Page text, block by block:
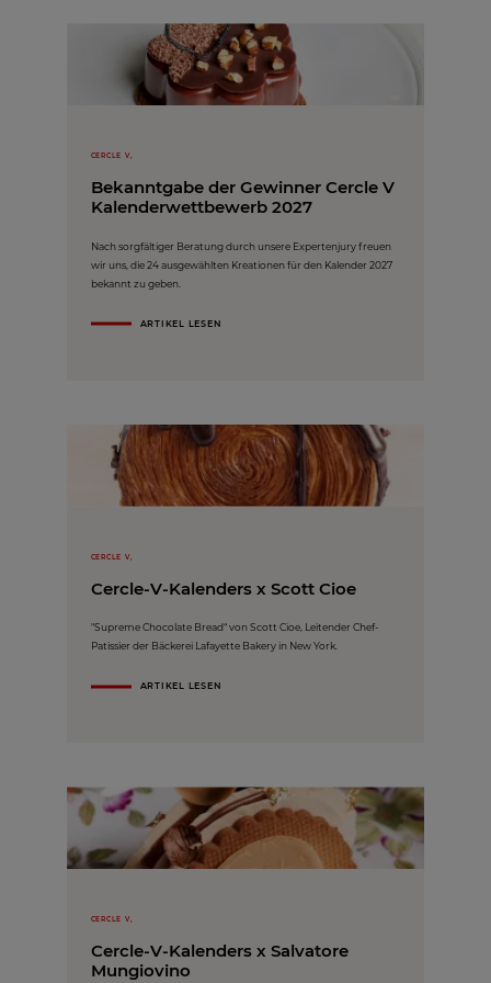
CERCLE V,
Bekanntgabe der Gewinner Cercle V
Kalenderwettbewerb 2027
Nach sorgfältiger Beratung durch unsere Expertenjury freuen
wir uns, die 24 ausgewählten Kreationen für den Kalender 2027
bekannt zu geben.
ARTIKEL LESEN
CERCLE V,
Cercle-V-Kalenders x Scott Cioe
"Supreme Chocolate Bread“ von Scott Cioe, Leitender Chef-
Patissier der Bäckerei Lafayette Bakery in New York.
ARTIKEL LESEN
CERCLE V,
Cercle-V-Kalenders x Salvatore
Mungiovino